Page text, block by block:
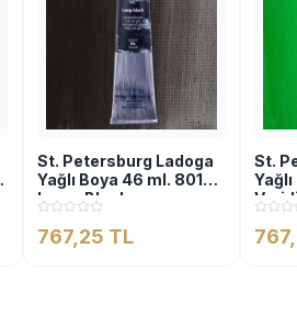
St. Petersburg Ladoga
Yağlı Boya 46 ml. 801
Lamp Black
767,25 TL
St.